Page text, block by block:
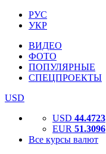
РУС
УКР
ВИДЕО
ФОТО
ПОПУЛЯРНЫЕ
СПЕЦПРОЕКТЫ
USD
USD 44.4723
EUR 51.3096
Все курсы валют